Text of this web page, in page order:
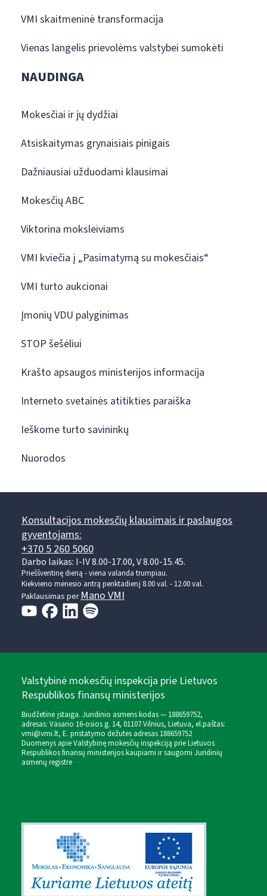
VMI skaitmeninė transformacija
Vienas langelis prievolėms valstybei sumokėti
NAUDINGA
Mokesčiai ir jų dydžiai
Atsiskaitymas grynaisiais pinigais
Dažniausiai užduodami klausimai
Mokesčių ABC
Viktorina moksleiviams
VMI kviečia į „Pasimatymą su mokesčiais“
VMI turto aukcionai
Įmonių VDU palyginimas
STOP šešėliui
Krašto apsaugos ministerijos informacija
Interneto svetainės atitikties paraiška
Ieškome turto savininkų
Nuorodos
Konsultacijos mokesčių klausimais ir paslaugos
gyventojams:
+370 5 260 5060
Darbo laikas: I-IV 8.00-17.00, V 8.00-15.45.
Prieššventinę dieną - viena valanda trumpiau.
Kiekvieno mėnesio antrą penktadienį 8.00 val. - 12.00 val.
Paklausimas per Mano VMI
Valstybinė mokesčių inspekcija prie Lietuvos
Respublikos finansų ministerijos
Biudžetinė įstaiga. Juridinio asmens kodas — 188659752,
adresas: Vasario 16-osios g. 14, 01107 Vilnius, Lietuva, el.paštas:
vmi@vmi.lt, E. pristatymo dėžutės adresas 188659752
Duomenys apie Valstybinę mokesčių inspekciją prie Lietuvos
Respublikos finansų ministerijos kaupiami ir saugomi Juridinių
asmenų registre